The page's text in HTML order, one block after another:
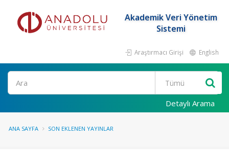
Akademik Veri Yönetim
Sistemi
Araştırmacı Girişi English
Ara
Detaylı Arama
ANA SAYFA SON EKLENEN YAYINLAR